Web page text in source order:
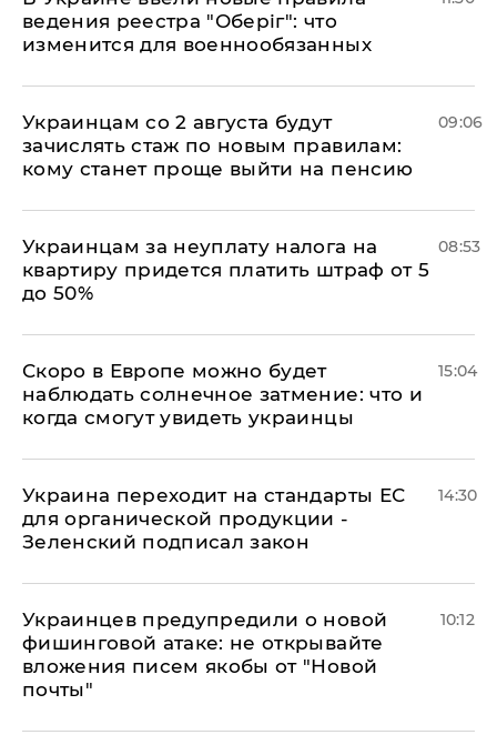
ведения реестра "Оберіг": что
изменится для военнообязанных
Украинцам со 2 августа будут
зачислять стаж по новым правилам:
кому станет проще выйти на пенсию
09:06
Украинцам за неуплату налога на
квартиру придется платить штраф от 5
до 50%
08:53
Скоро в Европе можно будет
наблюдать солнечное затмение: что и
когда смогут увидеть украинцы
15:04
Украина переходит на стандарты ЕС
для органической продукции -
Зеленский подписал закон
14:30
Украинцев предупредили о новой
фишинговой атаке: не открывайте
вложения писем якобы от "Новой
почты"
10:12